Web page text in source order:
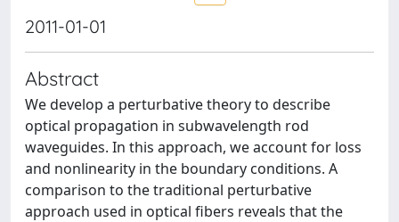
2011-01-01
Abstract
We develop a perturbative theory to describe
optical propagation in subwavelength rod
waveguides. In this approach, we account for loss
and nonlinearity in the boundary conditions. A
comparison to the traditional perturbative
approach used in optical fibers reveals that the